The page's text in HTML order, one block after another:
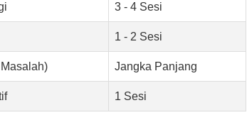
3 - 4 Sesi
1 - 2 Sesi
Jangka Panjang
1 Sesi